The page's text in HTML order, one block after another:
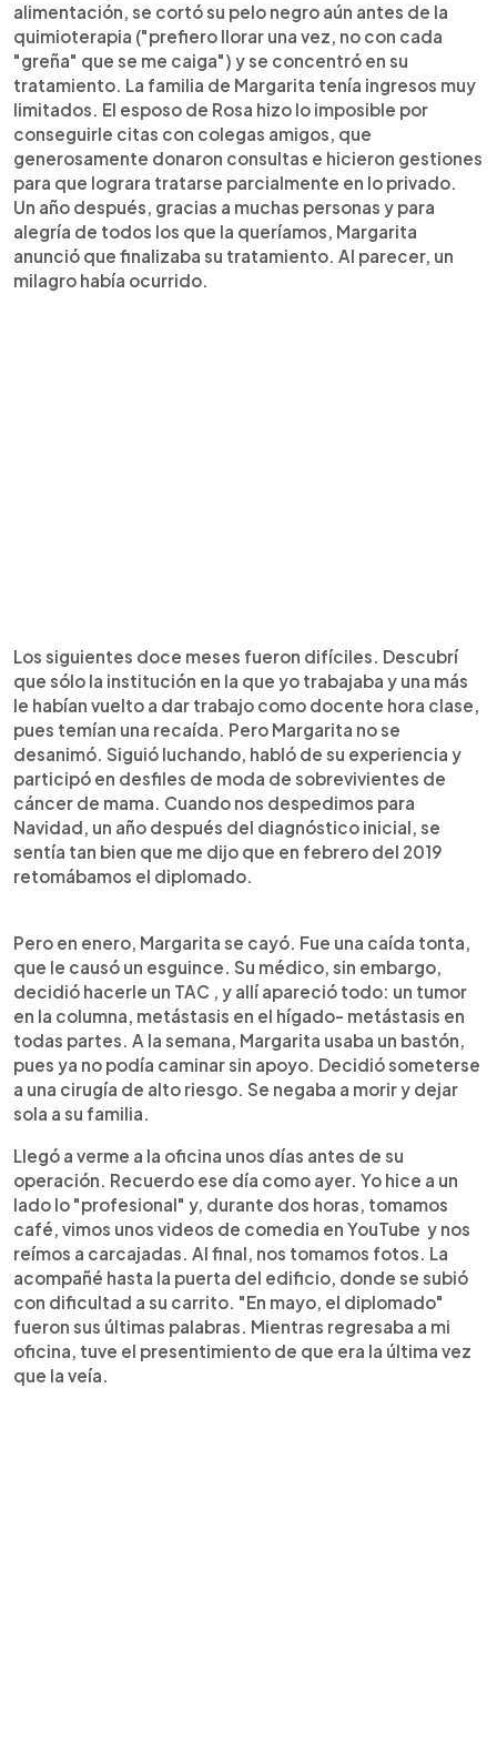
alimentación, se cortó su pelo negro aún antes de la
quimioterapia ("prefiero llorar una vez, no con cada
"greña" que se me caiga") y se concentró en su
tratamiento. La familia de Margarita tenía ingresos muy
limitados. El esposo de Rosa hizo lo imposible por
conseguirle citas con colegas amigos, que
generosamente donaron consultas e hicieron gestiones
para que lograra tratarse parcialmente en lo privado.
Un año después, gracias a muchas personas y para
alegría de todos los que la queríamos, Margarita
anunció que finalizaba su tratamiento. Al parecer, un
milagro había ocurrido.
Los siguientes doce meses fueron difíciles. Descubrí
que sólo la institución en la que yo trabajaba y una más
le habían vuelto a dar trabajo como docente hora clase,
pues temían una recaída. Pero Margarita no se
desanimó. Siguió luchando, habló de su experiencia y
participó en desfiles de moda de sobrevivientes de
cáncer de mama. Cuando nos despedimos para
Navidad, un año después del diagnóstico inicial, se
sentía tan bien que me dijo que en febrero del 2019
retomábamos el diplomado.
Pero en enero, Margarita se cayó. Fue una caída tonta,
que le causó un esguince. Su médico, sin embargo,
decidió hacerle un TAC , y allí apareció todo: un tumor
en la columna, metástasis en el hígado- metástasis en
todas partes. A la semana, Margarita usaba un bastón,
pues ya no podía caminar sin apoyo. Decidió someterse
a una cirugía de alto riesgo. Se negaba a morir y dejar
sola a su familia.
Llegó a verme a la oficina unos días antes de su
operación. Recuerdo ese día como ayer. Yo hice a un
lado lo "profesional" y, durante dos horas, tomamos
café, vimos unos videos de comedia en YouTube y nos
reímos a carcajadas. Al final, nos tomamos fotos. La
acompañé hasta la puerta del edificio, donde se subió
con dificultad a su carrito. "En mayo, el diplomado"
fueron sus últimas palabras. Mientras regresaba a mi
oficina, tuve el presentimiento de que era la última vez
que la veía.